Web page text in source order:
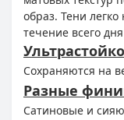
образ. Тени
течение всего
Сохраняются на
Разные
Сатиновые и